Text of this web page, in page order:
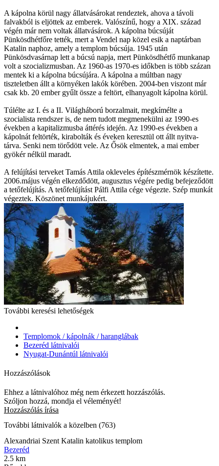
A kápolna körül nagy állatvásárokat rendeztek, ahova a távoli
falvakból is eljöttek az emberek. Valószínű, hogy a XIX. század
végén már nem voltak állatvásárok. A kápolna búcsúját
Pünkösdhétfőre tették, mert a Vendel nap közel esik a naptárban
Katalin naphoz, amely a templom búcsúja. 1945 után
Pünkösdvasárnap lett a búcsú napja, mert Pünkösdhétfő munkanap
volt a szocializmusban. Az 1960-as 1970-es időkben is több százan
mentek ki a kápolna búcsújára. A kápolna a múltban nagy
tiszteletben állt a környéken lakók körében. 2004-ben viszont már
csak kb. 20 ember gyűlt össze a feltört, elhanyagolt kápolna körül.
Túlélte az I. és a II. Világháború borzalmait, megkímélte a
szocialista rendszer is, de nem tudott megmenekülni az 1990-es
években a kapitalizmusba áttérés idején. Az 1990-es években a
kápolnát feltörték, kirabolták és éveken keresztül ott állt nyitva-
tárva. Senki nem törődött vele. Az Ősök elmentek, a mai ember
gyökér nélkül maradt.
A felújítási terveket Tamás Attila okleveles építészmérnök készítette.
2006.május végén elkezdődött, augusztus végére pedig befejeződött
a tetőfelújítás. A tetőfelújítást Pálfi Attila cége végezte. Szép munkát
végeztek. Köszönet munkájukért.
További keresési lehetőségek
Templomok / kápolnák / haranglábak
Bezeréd látnivalói
Nyugat-Dunántúl látnivalói
Hozzászólások
Ehhez a látnivalóhoz még nem érkezett hozzászólás.
Szóljon hozzá, mondja el véleményét!
Hozzászólás írása
További látnivalók a közelben (763)
Alexandriai Szent Katalin katolikus templom
Bezeréd
2.5 km